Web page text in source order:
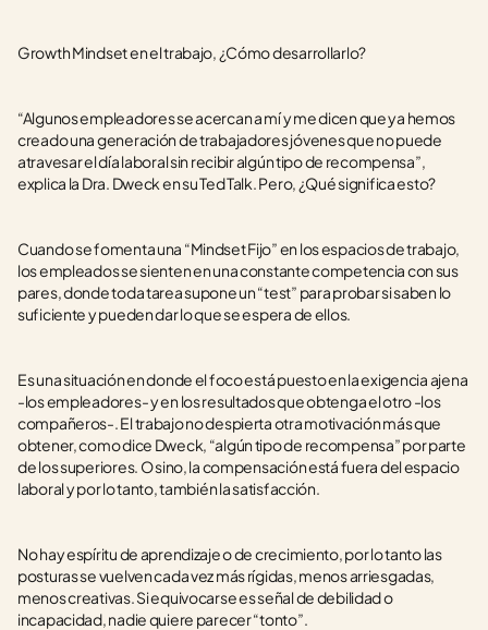
Growth Mindset en el trabajo, ¿Cómo desarrollarlo?
“Algunos empleadores se acercan a mí y me dicen que ya hemos
creado una generación de trabajadores jóvenes que no puede
atravesar el día laboral sin recibir algún tipo de recompensa”,
explica la Dra. Dweck en su Ted Talk. Pero, ¿Qué significa esto?
Cuando se fomenta una “Mindset Fijo” en los espacios de trabajo,
los empleados se sienten en una constante competencia con sus
pares, donde toda tarea supone un “test” para probar si saben lo
suficiente y pueden dar lo que se espera de ellos.
Es una situación en donde el foco está puesto en la exigencia ajena
-los empleadores- y en los resultados que obtenga el otro -los
compañeros-. El trabajo no despierta otra motivación más que
obtener, como dice Dweck, “algún tipo de recompensa” por parte
de los superiores. O sino, la compensación está fuera del espacio
laboral y por lo tanto, también la satisfacción.
No hay espíritu de aprendizaje o de crecimiento, por lo tanto las
posturas se vuelven cada vez más rígidas, menos arriesgadas,
menos creativas. Si equivocarse es señal de debilidad o
incapacidad, nadie quiere parecer “tonto”.